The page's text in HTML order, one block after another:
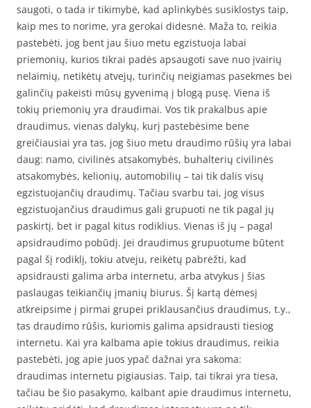
saugoti, o tada ir tikimybė, kad aplinkybės susiklostys taip,
kaip mes to norime, yra gerokai didesnė. Maža to, reikia
pastebėti, jog bent jau šiuo metu egzistuoja labai
priemonių, kurios tikrai padės apsaugoti save nuo įvairių
nelaimių, netikėtų atvejų, turinčių neigiamas pasekmes bei
galinčių pakeisti mūsų gyvenimą į blogą pusę. Viena iš
tokių priemonių yra draudimai. Vos tik prakalbus apie
draudimus, vienas dalykų, kurį pastebėsime bene
greičiausiai yra tas, jog šiuo metu draudimo rūšių yra labai
daug: namo, civilinės atsakomybės, buhalterių civilinės
atsakomybės, kelionių, automobilių – tai tik dalis visų
egzistuojančių draudimų. Tačiau svarbu tai, jog visus
egzistuojančius draudimus gali grupuoti ne tik pagal jų
paskirtį, bet ir pagal kitus rodiklius. Vienas iš jų – pagal
apsidraudimo pobūdį. Jei draudimus grupuotume būtent
pagal šį rodiklį, tokiu atveju, reikėtų pabrėžti, kad
apsidrausti galima arba internetu, arba atvykus į šias
paslaugas teikiančių įmanių biurus. Šį kartą dėmesį
atkreipsime į pirmai grupei priklausančius draudimus, t.y.,
tas draudimo rūšis, kuriomis galima apsidrausti tiesiog
internetu. Kai yra kalbama apie tokius draudimus, reikia
pastebėti, jog apie juos ypač dažnai yra sakoma:
draudimas internetu pigiausias. Taip, tai tikrai yra tiesa,
tačiau be šio pasakymo, kalbant apie draudimus internetu,